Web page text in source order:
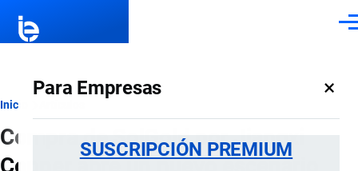
Para Empresas ×
SUSCRIPCIÓN PREMIUM
Ruta
de
Inicio
Compra de SolGold por Jiangxi